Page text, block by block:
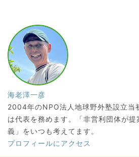
海老澤一彦
2004年のNPO法人地球野外塾設立当
は代表を務めます。「非営利団体が
義」をいつも考えてます。
プロフィールにアクセス